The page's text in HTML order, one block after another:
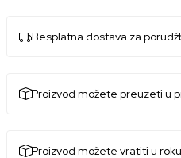
Besplatna dostava za
Proizvod možete preuzeti u
Proizvod možete vratiti u